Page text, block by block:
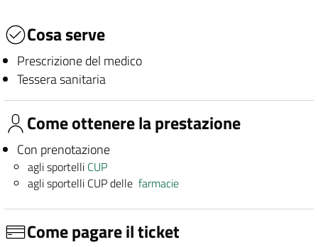
Cosa serve
Prescrizione del medico
Tessera sanitaria
Come ottenere la prestazione
Con prenotazione
agli sportelli CUP
agli sportelli CUP dellefarmacie
Come pagare il ticket